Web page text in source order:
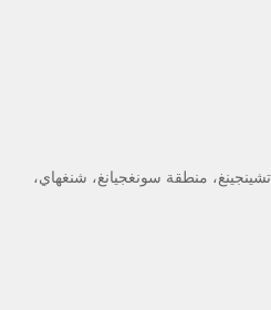
رقم 661 شارع تشينجينغ، منطقة سونغجيانغ، شنغهاي،